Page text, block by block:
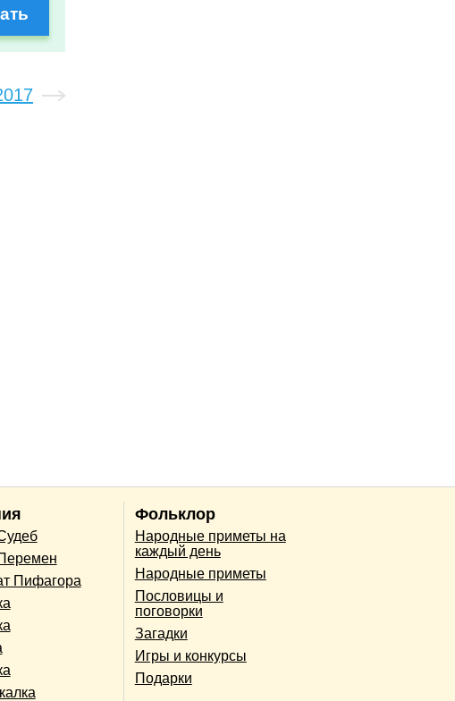
Пифагора
Фольклор
Народные приметы на
каждый день
Народные приметы
Пословицы и
поговорки
Загадки
Игры и конкурсы
Подарки